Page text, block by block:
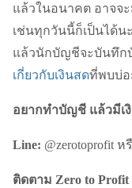
แล้วในอนาคต อาจจ
เช่นทุกวันนี้ก็เป็นได้น
แล้วนักบัญชีจะบันทึก
เกี่ยวกับเงินสดที่พบบ่อ
อยากทำบัญชี แล้วมีเ
Line: @zerotoprofit ห
ติดตาม Zero to Profit